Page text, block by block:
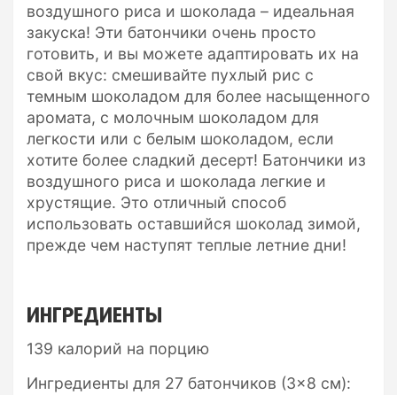
воздушного риса и шоколада – идеальная
закуска! Эти батончики очень просто
готовить, и вы можете адаптировать их на
свой вкус: смешивайте пухлый рис с
темным шоколадом для более насыщенного
аромата, с молочным шоколадом для
легкости или с белым шоколадом, если
хотите более сладкий десерт! Батончики из
воздушного риса и шоколада легкие и
хрустящие. Это отличный способ
использовать оставшийся шоколад зимой,
прежде чем наступят теплые летние дни!
ИНГРЕДИЕНТЫ
139 калорий на порцию
Ингредиенты для 27 батончиков (3×8 см):